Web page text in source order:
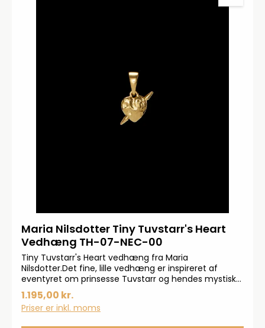
Maria Nilsdotter Tiny Tuvstarr's Heart
Vedhæng TH-07-NEC-00
Tiny Tuvstarr's Heart vedhæng fra Maria
Nilsdotter.Det fine, lille vedhæng er inspireret af
eventyret om prinsesse Tuvstarr og hendes mystiske,
forsvundne smykker. Vedhænget minder os om, at vi
skal genopdage folketroens magi og hylde modets
hos stærke hjerter. Det er fremstillet i 18 karat
1.195,00 kr.
Priser er inkl. moms